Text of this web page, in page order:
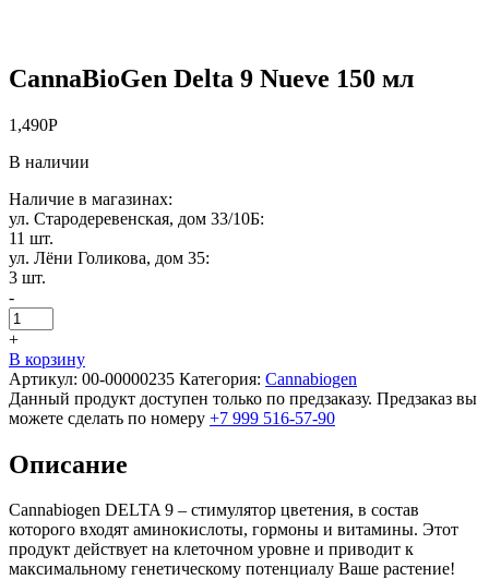
CannaBioGen Delta 9 Nueve 150 мл
1,490Р
В наличии
Наличие в магазинах:
ул. Стародеревенская, дом 33/10Б:
11 шт.
ул. Лёни Голикова, дом 35:
3 шт.
-
+
В корзину
Артикул: 00-00000235 Категория: Cannabiogen
Данный продукт доступен только по предзаказу. Предзаказ вы
можете сделать по номеру +7 999 516-57-90
Описание
Cannabiogen DELTA 9 – стимулятор цветения, в состав
которого входят аминокислоты, гормоны и витамины. Этот
продукт действует на клеточном уровне и приводит к
максимальному генетическому потенциалу Ваше растение!